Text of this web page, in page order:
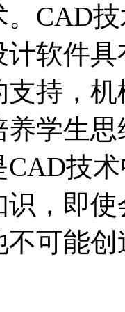
CAD
计软件
持，
养学生
技
，即
可能